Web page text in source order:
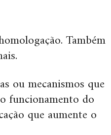
Também
ou mecanismos que
funcionamento do
que aumente o